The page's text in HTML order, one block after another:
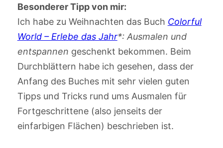
Besonderer Tipp von mir:
Ich habe zu Weihnachten das Buch Colorful
World – Erlebe das Jahr*: Ausmalen und
entspannen geschenkt bekommen. Beim
Durchblättern habe ich gesehen, dass der
Anfang des Buches mit sehr vielen guten
Tipps und Tricks rund ums Ausmalen für
Fortgeschrittene (also jenseits der
einfarbigen Flächen) beschrieben ist.